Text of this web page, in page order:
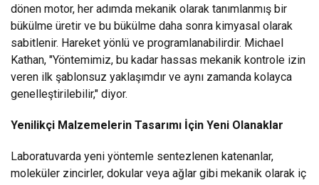
dönen motor, her adımda mekanik olarak tanımlanmış bir
bükülme üretir ve bu bükülme daha sonra kimyasal olarak
sabitlenir. Hareket yönlü ve programlanabilirdir. Michael
Kathan, "Yöntemimiz, bu kadar hassas mekanik kontrole izin
veren ilk şablonsuz yaklaşımdır ve aynı zamanda kolayca
genelleştirilebilir," diyor.
Yenilikçi Malzemelerin Tasarımı İçin Yeni Olanaklar
Laboratuvarda yeni yöntemle sentezlenen katenanlar,
moleküler zincirler, dokular veya ağlar gibi mekanik olarak iç